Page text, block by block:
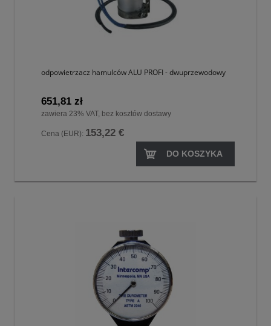
odpowietrzacz hamulców ALU PROFI - dwuprzewodowy
651,81 zł
zawiera 23% VAT, bez kosztów dostawy
Cena (EUR): 153,22 €
DO KOSZYKA